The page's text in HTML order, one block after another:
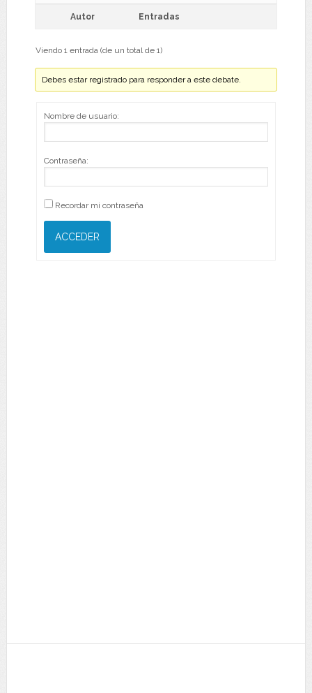
Autor Entradas
Viendo 1 entrada (de un total de 1)
Debes estar registrado para responder a este debate.
Nombre de usuario:
Contraseña:
Recordar mi contraseña
ACCEDER